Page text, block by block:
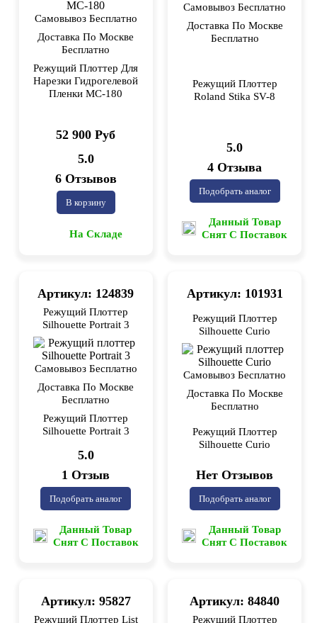
Самовывоз Бесплатно
Доставка По Москве
Бесплатно
Режущий Плоттер Для
Нарезки Гидрогелевой
Пленки MC-180
52 900 Руб
5.0
6 Отзывов
В корзину
На Складе
Самовывоз Бесплатно
Доставка По Москве
Бесплатно
Режущий Плоттер
Roland Stika SV-8
5.0
4 Отзыва
Подобрать аналог
Данный Товар
Снят С Поставок
Артикул: 124839
Режущий Плоттер
Silhouette Portrait 3
Самовывоз Бесплатно
Доставка По Москве
Бесплатно
Режущий Плоттер
Silhouette Portrait 3
5.0
1 Отзыв
Подобрать аналог
Данный Товар
Снят С Поставок
Артикул: 101931
Режущий Плоттер
Silhouette Curio
Самовывоз Бесплатно
Доставка По Москве
Бесплатно
Режущий Плоттер
Silhouette Curio
Нет Отзывов
Подобрать аналог
Данный Товар
Снят С Поставок
Артикул: 95827
Режущий Плоттер List
Артикул: 84840
Режущий Плоттер